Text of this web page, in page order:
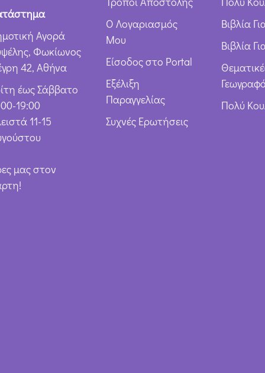
Αγορά
Φωκίωνος
42, Αθήνα
έως Σάββατο
19:00
11-15
μας στον
Ο Λογαριασμός
Μου
Είσοδος στο Portal
Εξέλιξη
Παραγγελίας
Συχνές Ερωτήσεις
Βιβλία
Βιβλία
Πολύ